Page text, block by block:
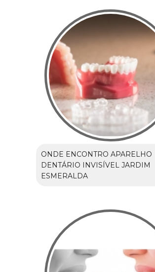
ONDE ENCONTRO APARELHO
DENTÁRIO INVISÍVEL JARDIM
ESMERALDA